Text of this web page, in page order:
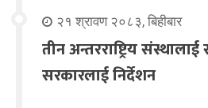
२१ श्रावण २०८३, बिहीबार
तीन अन्तरराष्ट्रिय
सरकारलाई निर्देशन